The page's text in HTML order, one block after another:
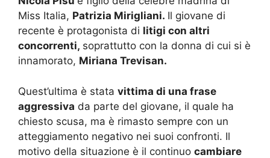
Miss Italia, Patrizia Mirigliani. Il giovane di
recente è protagonista di litigi con altri
concorrenti, soprattutto con la donna di cui si è
innamorato, Miriana Trevisan.
Quest’ultima è stata vittima di una frase
aggressiva da parte del giovane, il quale ha
chiesto scusa, ma è rimasto sempre con un
atteggiamento negativo nei suoi confronti. Il
motivo della situazione è il continuo cambiare